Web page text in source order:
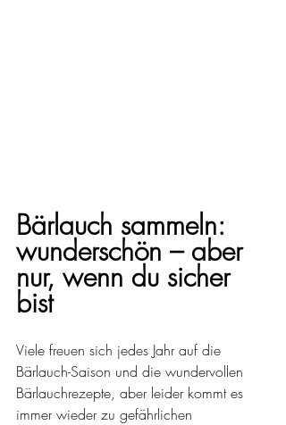
Bärlauch sammeln:
wunderschön – aber
nur, wenn du sicher
bist
Viele freuen sich jedes Jahr auf die
Bärlauch-Saison und die wundervollen
Bärlauchrezepte, aber leider kommt es
immer wieder zu gefährlichen